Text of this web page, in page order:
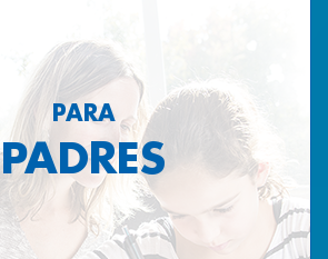
PARA
PADRES